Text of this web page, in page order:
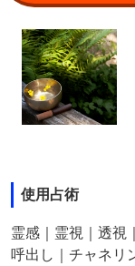
使用占術
霊感｜霊視｜透視
呼出し｜チャネリ